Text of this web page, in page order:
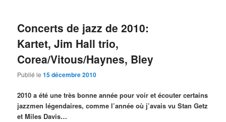
Concerts de jazz de 2010:
Kartet, Jim Hall trio,
Corea/Vitous/Haynes, Bley
Publié le15 décembre 2010
2010 a été une très bonne année pour voir et écouter certains
jazzmen légendaires, comme l’année où j’avais vu Stan Getz
et Miles Davis…